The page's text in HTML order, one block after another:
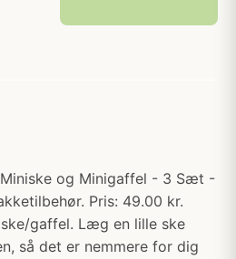
Miniske og Minigaffel - 3 Sæt -
Pris: 49.00 kr.
gaffel. Læg en lille ske
så det er nemmere for dig